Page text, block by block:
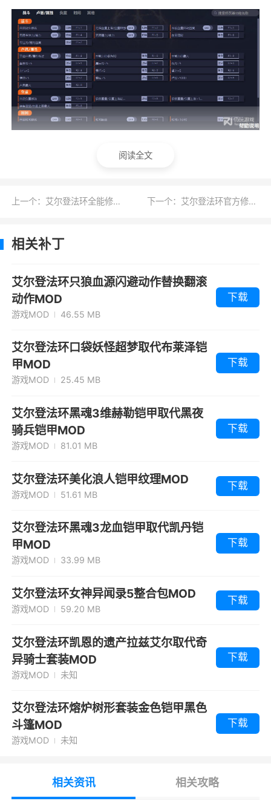
阅读全文
上一个：艾尔登法环全能修改器 下一个：艾尔登法环官方修改器
相关补丁
艾尔登法环只狼血源闪避动作替换翻滚
动作MOD
游戏MOD 46.55 MB
下载
艾尔登法环口袋妖怪超梦取代布莱泽铠
甲MOD
游戏MOD 25.45 MB
下载
艾尔登法环黑魂3维赫勒铠甲取代黑夜
骑兵铠甲MOD
游戏MOD 81.01 MB
下载
艾尔登法环美化浪人铠甲纹理MOD
游戏MOD 51.61 MB
下载
艾尔登法环黑魂3龙血铠甲取代凯丹铠
甲MOD
游戏MOD 33.99 MB
下载
艾尔登法环女神异闻录5整合包MOD
游戏MOD 59.20 MB
下载
艾尔登法环凯恩的遗产拉兹艾尔取代奇
异骑士套装MOD
游戏MOD 未知
下载
艾尔登法环熔炉树形套装金色铠甲黑色
斗篷MOD
游戏MOD 未知
下载
相关资讯 相关攻略